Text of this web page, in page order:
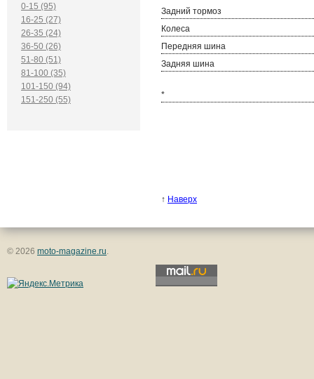
0-15 (95)
16-25 (27)
26-35 (24)
36-50 (26)
51-80 (51)
81-100 (35)
101-150 (94)
151-250 (55)
Задний тормоз
Колеса
Передняя шина
Задняя шина
*
↑ Наверх
© 2026 moto-magazine.ru